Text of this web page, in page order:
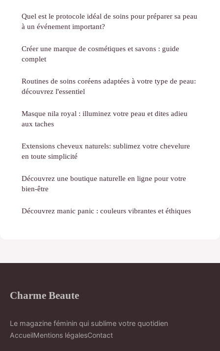
Quel est le protocole idéal de soins pour préparer sa peau
à un événement important?
Créer une marque de cosmétiques et savons : guide
complet
Routines de soins coréens adaptées à votre type de peau:
découvrez l'essentiel
Masque nila royal : illuminez votre peau et dites adieu
aux taches
Extensions cheveux naturels: sublimez votre chevelure
en toute simplicité
Découvrez une boutique naturelle en ligne pour votre
bien-être
Découvrez manic panic : couleurs vibrantes et éthiques
Charme Beaute
Le magazine féminin qui sublime votre quotidien
AccueilMentions légalesContact